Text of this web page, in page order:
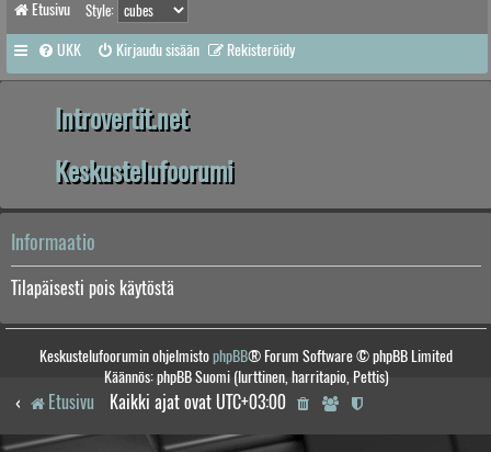
Etusivu Style:
UKK Kirjaudu sisään Rekisteröidy
Introvertit.net
Keskustelufoorumi
Informaatio
Tilapäisesti pois käytöstä
Keskustelufoorumin ohjelmistophpBB® Forum Software © phpBB Limited
Käännös: phpBB Suomi (lurttinen, harritapio, Pettis)
Etusivu Kaikki ajat ovat UTC+03:00